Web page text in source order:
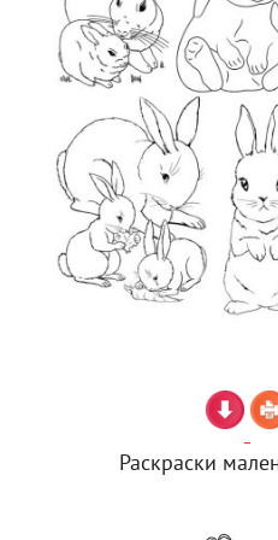
Раскраски